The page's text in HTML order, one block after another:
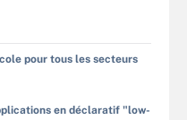
pour tous les secteurs
en déclaratif "low-